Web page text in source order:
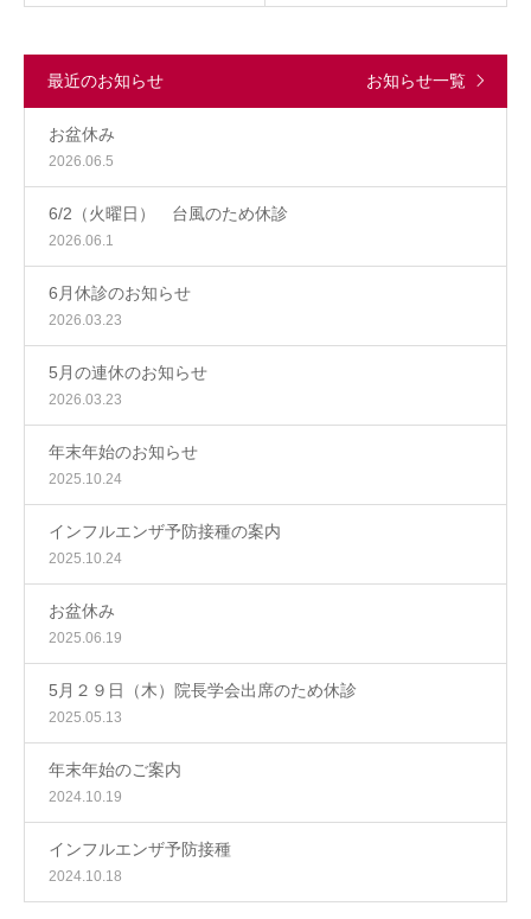
最近のお知らせ お知らせ一覧
お盆休み
2026.06.5
6/2（火曜日） 台風のため休診
2026.06.1
6月休診のお知らせ
2026.03.23
5月の連休のお知らせ
2026.03.23
年末年始のお知らせ
2025.10.24
インフルエンザ予防接種の案内
2025.10.24
お盆休み
2025.06.19
5月２９日（木）院長学会出席のため休診
2025.05.13
年末年始のご案内
2024.10.19
インフルエンザ予防接種
2024.10.18
採用情報
お問合せ